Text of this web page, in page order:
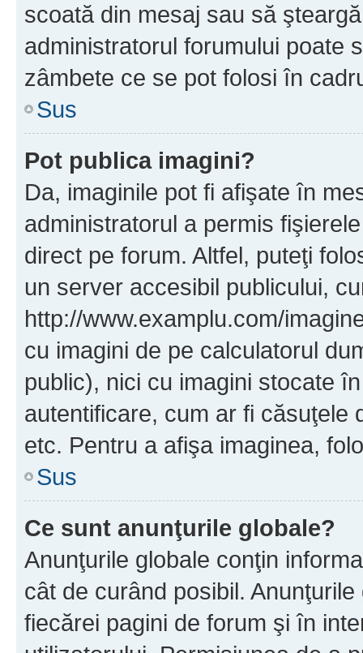
scoată din mesaj sau să
administratorul forumului poate
zâmbete ce se pot folosi în
Sus
Pot publica imagini?
Da, imaginile pot fi afişate în
administratorul a permis
direct pe forum. Altfel, puteţi
un server accesibil publicului,
http://www.examplu.com/
cu imagini de pe calculatorul
public), nici cu imagini stocate
autentificare, cum ar fi căsuţele
etc. Pentru a afişa imaginea,
Sus
Ce sunt anunţurile globale?
Anunţurile globale conţin
cât de curând posibil.
fiecărei pagini de forum şi în